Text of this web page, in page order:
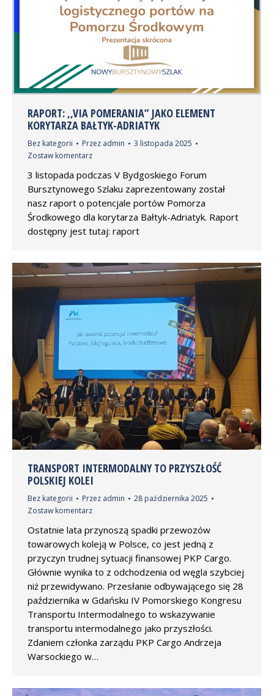
RAPORT: ,,VIA POMERANIA” JAKO ELEMENT
KORYTARZA BAŁTYK-ADRIATYK
Bez kategorii Przez admin
3 listopada 2025
Zostaw komentarz
3 listopada podczas V Bydgoskiego Forum
Bursztynowego Szlaku zaprezentowany został
nasz raport o potencjale portów Pomorza
Środkowego dla korytarza Bałtyk-Adriatyk. Raport
dostępny jest tutaj: raport
TRANSPORT INTERMODALNY TO PRZYSZŁOŚĆ
POLSKIEJ KOLEI
Bez kategorii Przez admin
28 października 2025
Zostaw komentarz
Ostatnie lata przynoszą spadki przewozów
towarowych koleją w Polsce, co jest jedną z
przyczyn trudnej sytuacji finansowej PKP Cargo.
Głównie wynika to z odchodzenia od węgla szybciej
niż przewidywano. Przesłanie odbywającego się 28
października w Gdańsku IV Pomorskiego Kongresu
Transportu Intermodalnego to wskazywanie
transportu intermodalnego jako przyszłości.
Zdaniem członka zarządu PKP Cargo Andrzeja
Warsockiego w…